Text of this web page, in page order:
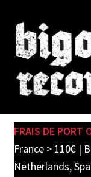
Skip
to
navigation
Skip
to
content
SHOP
PRE-ORDERS
FRAIS DE PORT
France > 110€ |
Netherlands,